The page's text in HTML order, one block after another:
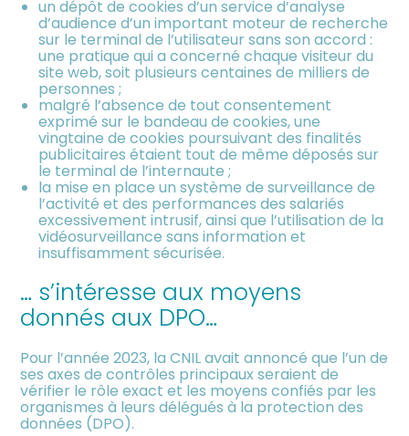
un dépôt de cookies d’un service d’analyse
d’audience d’un important moteur de recherche
sur le terminal de l’utilisateur sans son accord :
une pratique qui a concerné chaque visiteur du
site web, soit plusieurs centaines de milliers de
personnes ;
malgré l’absence de tout consentement
exprimé sur le bandeau de cookies, une
vingtaine de cookies poursuivant des finalités
publicitaires étaient tout de même déposés sur
le terminal de l’internaute ;
la mise en place un système de surveillance de
l’activité et des performances des salariés
excessivement intrusif, ainsi que l’utilisation de la
vidéosurveillance sans information et
insuffisamment sécurisée.
… s’intéresse aux moyens
donnés aux DPO…
Pour l’année 2023, la CNIL avait annoncé que l’un de
ses axes de contrôles principaux seraient de
vérifier le rôle exact et les moyens confiés par les
organismes à leurs délégués à la protection des
données (DPO).